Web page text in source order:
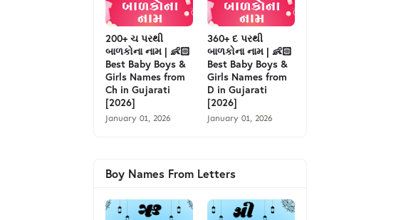
200+ ચ પરથી
બાળકોના નામ | 👶🏻
Best Baby Boys &
Girls Names from
Ch in Gujarati
[2026]
January 01, 2026
360+ દ પરથી
બાળકોના નામ | 👶🏻
Best Baby Boys &
Girls Names from
D in Gujarati
[2026]
January 01, 2026
Boy Names From Letters